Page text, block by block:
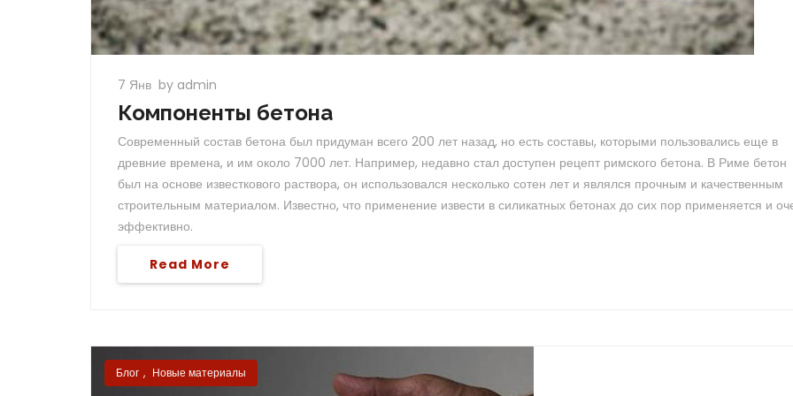
7 Янв by admin
Компоненты бетона
Современный состав бетона был придуман всего 200 лет назад, но есть составы, которыми пользовались еще в
древние времена, и им около 7000 лет. Например, недавно стал доступен рецепт римского бетона. В Риме бетон
был на основе известкового раствора, он использовался несколько сотен лет и являлся прочным и качественным
строительным материалом. Известно, что применение извести в силикатных бетонах до сих пор применяется и
эффективно.
Read More
Блог , Новые материалы